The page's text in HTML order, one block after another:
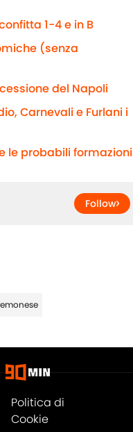
1-4 e in B
(senza
del Napoli
Carnevali e Furlani i
le probabili formazioni
Follow
Politica di
Cookie